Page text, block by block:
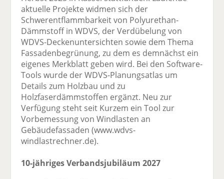
aktuelle Projekte widmen sich der
Schwerentflammbarkeit von Polyurethan-
Dämmstoff in WDVS, der Verdübelung von
WDVS-Deckenuntersichten sowie dem Thema
Fassadenbegrünung, zu dem es demnächst ein
eigenes Merkblatt geben wird. Bei den Software-
Tools wurde der WDVS-Planungsatlas um
Details zum Holzbau und zu
Holzfaserdämmstoffen ergänzt. Neu zur
Verfügung steht seit Kurzem ein Tool zur
Vorbemessung von Windlasten an
Gebäudefassaden (www.wdvs-
windlastrechner.de).
10-jähriges Verbandsjubiläum 2027